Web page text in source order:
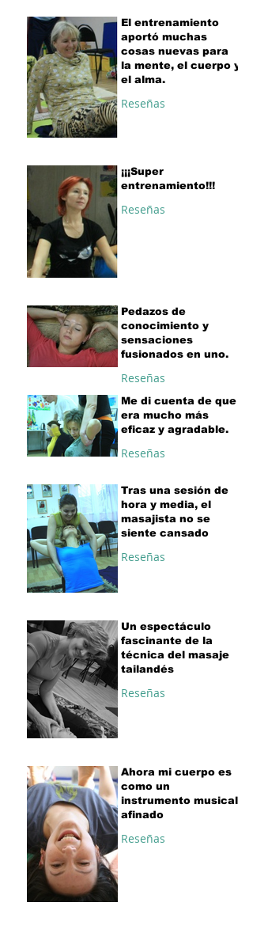
El entrenamiento
aportó muchas
cosas nuevas para
la mente, el cuerpo y
el alma.
Reseñas
¡¡¡Super
entrenamiento!!!
Reseñas
Pedazos de
conocimiento y
sensaciones
fusionados en uno.
Reseñas
Me di cuenta de que
era mucho más
eficaz y agradable.
Reseñas
Tras una sesión de
hora y media, el
masajista no se
siente cansado
Reseñas
Un espectáculo
fascinante de la
técnica del masaje
tailandés
Reseñas
Ahora mi cuerpo es
como un
instrumento musical
afinado
Reseñas